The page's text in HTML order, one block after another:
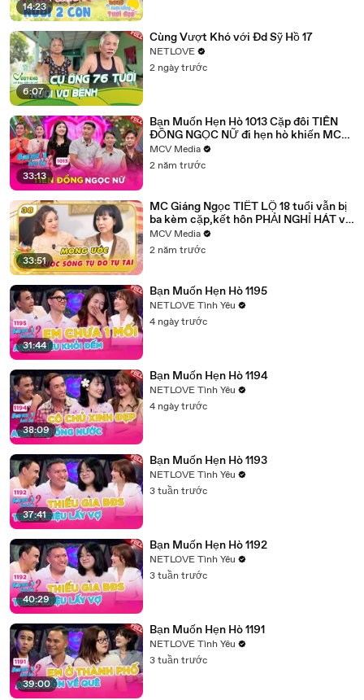
14:23
6:07
Cùng Vượt Khó với Đd Sỹ Hồ 17
NETLOVE
2 ngày trước
33:13
Bạn Muốn Hẹn Hò 1013 Cặp đôi TIÊN
ĐỒNG NGỌC NỮ đi hẹn hò khiến MC
Ngọc Lan bấn loạn
MCV Media
2 năm trước
33:51
MC Giáng Ngọc TIẾT LỘ 18 tuổi vẫn bị
ba kèm cặp,kết hôn PHẢI NGHỈ HÁT vì
chồng cũ QUÁ GHEN|NCKUS #38
MCV Media
2 năm trước
31:44
Bạn Muốn Hẹn Hò 1195
NETLOVE Tình Yêu
4 ngày trước
38:09
Bạn Muốn Hẹn Hò 1194
NETLOVE Tình Yêu
4 ngày trước
37:41
Bạn Muốn Hẹn Hò 1193
NETLOVE Tình Yêu
3 tuần trước
40:29
Bạn Muốn Hẹn Hò 1192
NETLOVE Tình Yêu
3 tuần trước
39:00
Bạn Muốn Hẹn Hò 1191
NETLOVE Tình Yêu
3 tuần trước